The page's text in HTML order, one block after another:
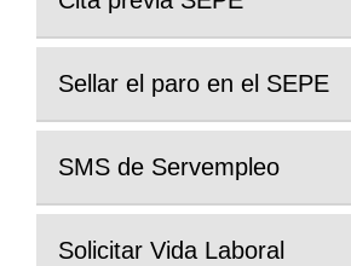
Sellar el paro en el SEPE
SMS de Servempleo
Solicitar Vida Laboral